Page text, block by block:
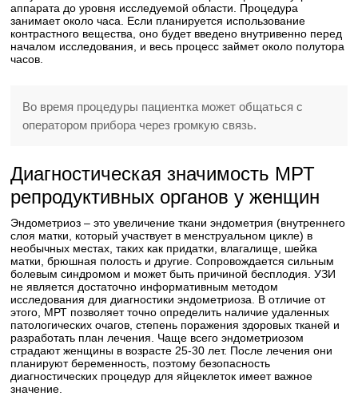
аппарата до уровня исследуемой области. Процедура
занимает около часа. Если планируется использование
контрастного вещества, оно будет введено внутривенно перед
началом исследования, и весь процесс займет около полутора
часов.
Во время процедуры пациентка может общаться с
оператором прибора через громкую связь.
Диагностическая значимость МРТ
репродуктивных органов у женщин
Эндометриоз – это увеличение ткани эндометрия (внутреннего
слоя матки, который участвует в менструальном цикле) в
необычных местах, таких как придатки, влагалище, шейка
матки, брюшная полость и другие. Сопровождается сильным
болевым синдромом и может быть причиной бесплодия. УЗИ
не является достаточно информативным методом
исследования для диагностики эндометриоза. В отличие от
этого, МРТ позволяет точно определить наличие удаленных
патологических очагов, степень поражения здоровых тканей и
разработать план лечения. Чаще всего эндометриозом
страдают женщины в возрасте 25-30 лет. После лечения они
планируют беременность, поэтому безопасность
диагностических процедур для яйцеклеток имеет важное
значение.